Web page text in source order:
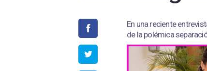
En una reciente
de la polémica